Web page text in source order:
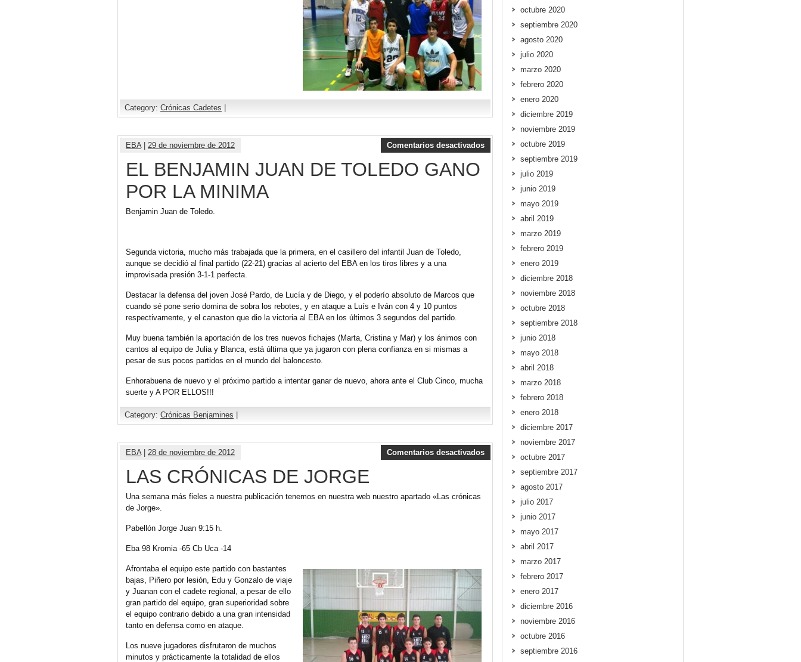
Category: Crónicas Cadetes
EBA| 29 de noviembre de 2012 Comentarios desactivados
EL BENJAMIN JUAN DE TOLEDO GANO
POR LA MINIMA
Benjamin Juan de Toledo.
Segunda victoria, mucho más trabajada que la primera, en el casillero del infantil Juan de Toledo,
aunque se decidió al final partido (22-21) gracias al acierto del EBA en los tiros libres y a una
improvisada presión 3-1-1 perfecta.
Destacar la defensa del joven José Pardo, de Lucía y de Diego, y el poderío absoluto de Marcos que
cuando sé pone serio domina de sobra los rebotes, y en ataque a Luís e Iván con 4 y 10 puntos
respectivamente, y el canaston que dio la victoria al EBA en los últimos 3 segundos del partido.
Muy buena también la aportación de los tres nuevos fichajes (Marta, Cristina y Mar) y los ánimos con
cantos al equipo de Julia y Blanca, está última que ya jugaron con plena confianza en si mismas a
pesar de sus pocos partidos en el mundo del baloncesto.
Enhorabuena de nuevo y el próximo partido a intentar ganar de nuevo, ahora ante el Club Cinco, mucha
suerte y A POR ELLOS!!!
Category: Crónicas Benjamines
EBA| 28 de noviembre de 2012 Comentarios desactivados
LAS CRÓNICAS DE JORGE
Una semana más fieles a nuestra publicación tenemos en nuestra web nuestro apartado «Las crónicas
de Jorge».
Pabellón Jorge Juan 9:15 h.
Eba 98 Kromia -65 Cb Uca -14
Afrontaba el equipo este partido con bastantes
bajas, Piñero por lesión, Edu y Gonzalo de viaje
y Juanan con el cadete regional, a pesar de ello
gran partido del equipo, gran superioridad sobre
el equipo contrario debido a una gran intensidad
tanto en defensa como en ataque.
Los nueve jugadores disfrutaron de muchos
minutos y prácticamente la totalidad de ellos
octubre 2020
septiembre 2020
agosto 2020
julio 2020
marzo 2020
febrero 2020
enero 2020
diciembre 2019
noviembre 2019
octubre 2019
septiembre 2019
julio 2019
junio 2019
mayo 2019
abril 2019
marzo 2019
febrero 2019
enero 2019
diciembre 2018
noviembre 2018
octubre 2018
septiembre 2018
junio 2018
mayo 2018
abril 2018
marzo 2018
febrero 2018
enero 2018
diciembre 2017
noviembre 2017
octubre 2017
septiembre 2017
agosto 2017
julio 2017
junio 2017
mayo 2017
abril 2017
marzo 2017
febrero 2017
enero 2017
diciembre 2016
noviembre 2016
octubre 2016
septiembre 2016